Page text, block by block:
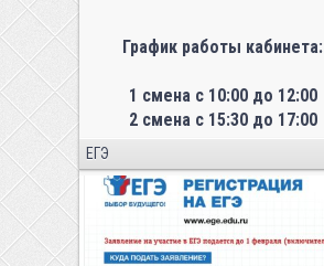
График работы кабинета:
1 смена с 10:00 до 12:00
2 смена с 15:30 до 17:00
ЕГЭ